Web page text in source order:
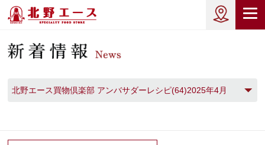
北野エース買物倶楽部 アンバサダーレシピ(64)2025年4月